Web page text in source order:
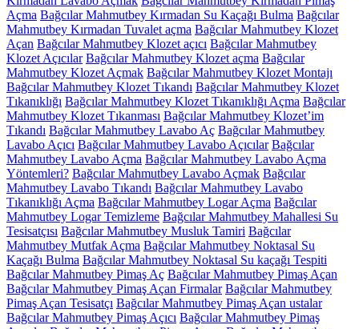
Açma Bağcılar Mahmutbey Kırmadan Su Kaçağı Bulma Bağcılar
Mahmutbey Kırmadan Tuvalet açma Bağcılar Mahmutbey Klozet
Açan Bağcılar Mahmutbey Klozet açıcı Bağcılar Mahmutbey
Klozet Açıcılar Bağcılar Mahmutbey Klozet açma Bağcılar
Mahmutbey Klozet Açmak Bağcılar Mahmutbey Klozet Montajı
Bağcılar Mahmutbey Klozet Tıkandı Bağcılar Mahmutbey Klozet
Tıkanıklığı Bağcılar Mahmutbey Klozet Tıkanıklığı Açma Bağcılar
Mahmutbey Klozet Tıkanması Bağcılar Mahmutbey Klozet’im
Tıkandı Bağcılar Mahmutbey Lavabo Aç Bağcılar Mahmutbey
Lavabo Açıcı Bağcılar Mahmutbey Lavabo Açıcılar Bağcılar
Mahmutbey Lavabo Açma Bağcılar Mahmutbey Lavabo Açma
Yöntemleri? Bağcılar Mahmutbey Lavabo Açmak Bağcılar
Mahmutbey Lavabo Tıkandı Bağcılar Mahmutbey Lavabo
Tıkanıklığı Açma Bağcılar Mahmutbey Logar Açma Bağcılar
Mahmutbey Logar Temizleme Bağcılar Mahmutbey Mahallesi Su
Tesisatçısı Bağcılar Mahmutbey Musluk Tamiri Bağcılar
Mahmutbey Mutfak Açma Bağcılar Mahmutbey Noktasal Su
Kaçağı Bulma Bağcılar Mahmutbey Noktasal Su kaçağı Tespiti
Bağcılar Mahmutbey Pimaş Aç Bağcılar Mahmutbey Pimaş Açan
Bağcılar Mahmutbey Pimaş Açan Firmalar Bağcılar Mahmutbey
Pimaş Açan Tesisatçı Bağcılar Mahmutbey Pimaş Açan ustalar
Bağcılar Mahmutbey Pimaş Açıcı Bağcılar Mahmutbey Pimaş